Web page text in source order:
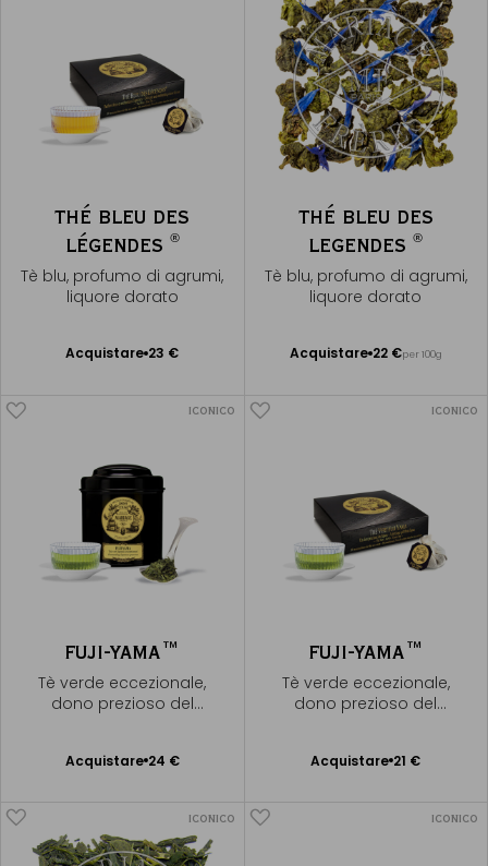
THÉ BLEU DES
LÉGENDES ®
Tè blu, profumo di agrumi,
liquore dorato
Acquistare 23 €
Aggiungere
THÉ BLEU DES
LEGENDES®
Tè blu, profumo di agrumi,
liquore dorato
Acquistare 22 €per 100g
Aggiungere
ICONICO
FUJI-YAMA™
Tè verde eccezionale,
dono prezioso del
Acquistare 24 €
Aggiungere
ICONICO
FUJI-YAMA™
Tè verde eccezionale,
dono prezioso del
Acquistare 21 €
Aggiungere
ICONICO ICONICO